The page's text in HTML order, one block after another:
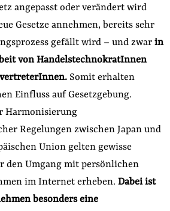
angepasst oder verändert wird
Gesetze annehmen, bereits sehr
gefällt wird – und zwar in
von HandelstechnokratInnen
Somit erhalten
Einfluss auf Gesetzgebung.
Harmonisierung
Regelungen zwischen Japan und
Union gelten gewisse
den Umgang mit persönlichen
im Internet erheben. Dabei ist
besonders eine